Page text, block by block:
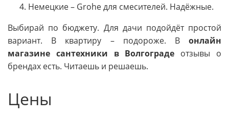
Немецкие – Grohe для смесителей. Надёжные.
Выбирай по бюджету. Для дачи подойдёт простой
вариант. В квартиру – подороже. В онлайн
магазине сантехники в Волгограде отзывы о
брендах есть. Читаешь и решаешь.
Цены